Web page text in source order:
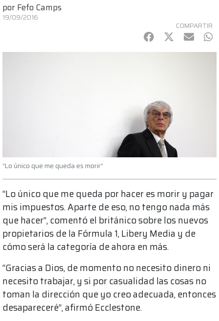
por Fefo Camps
19/09/2016
COMPARTIR
Facebook
Twitter
mail
“Lo único que me queda es morir”
“Lo único que me queda por hacer es morir y pagar
mis impuestos. Aparte de eso, no tengo nada más
que hacer”, comentó el británico sobre los nuevos
propietarios de la Fórmula 1, Libery Media y de
cómo será la categoría de ahora en más.
“Gracias a Dios, de momento no necesito dinero ni
necesito trabajar, y si por casualidad las cosas no
toman la dirección que yo creo adecuada, entonces
desapareceré”, afirmó Ecclestone.